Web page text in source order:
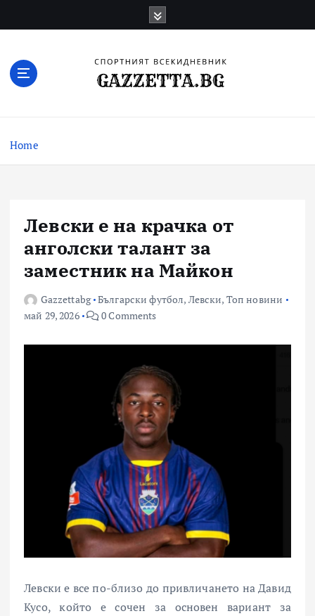
Home
Левски е на крачка от
анголски талант за
заместник на Майкон
Gazzettabg Български футбол, Левски, Топ новини
май 29, 2026
0 Comments
Левски е все по-близо до привличането наДавид
Кусо, който е сочен за основен вариант за